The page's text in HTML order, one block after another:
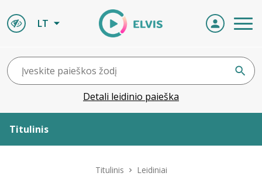
LT
Detali leidinio paieška
Titulinis
Titulinis Leidiniai